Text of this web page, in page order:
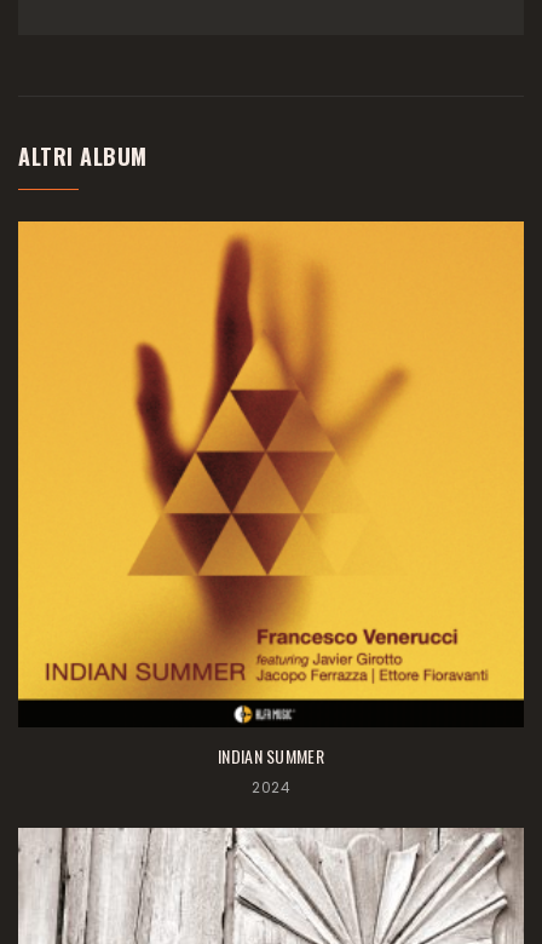
ALTRI ALBUM
INDIAN SUMMER
2024